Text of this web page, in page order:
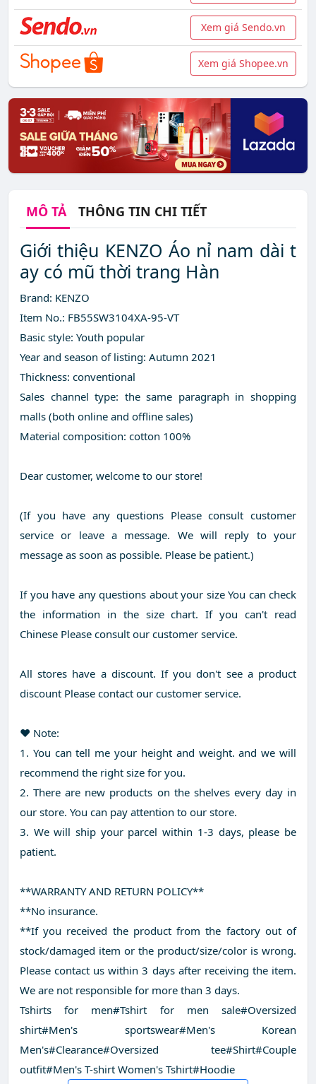
Xem giá Sendo.vn
Xem giá Shopee.vn
MÔ TẢ THÔNG TIN CHI TIẾT
Giới thiệu KENZO Áo nỉ nam dài t
ay có mũ thời trang Hàn
Brand: KENZO
Item No.: FB55SW3104XA-95-VT
Basic style: Youth popular
Year and season of listing: Autumn 2021
Thickness: conventional
Sales channel type: the same paragraph in shopping
malls (both online and offline sales)
Material composition: cotton 100%
Dear customer, welcome to our store!
(If you have any questions Please consult customer
service or leave a message. We will reply to your
message as soon as possible. Please be patient.)
If you have any questions about your size You can check
the information in the size chart. If you can't read
Chinese Please consult our customer service.
All stores have a discount. If you don't see a product
discount Please contact our customer service.
❤️ Note:
1. You can tell me your height and weight. and we will
recommend the right size for you.
2. There are new products on the shelves every day in
our store. You can pay attention to our store.
3. We will ship your parcel within 1-3 days, please be
patient.
**WARRANTY AND RETURN POLICY**
**No insurance.
**If you received the product from the factory out of
stock/damaged item or the product/size/color is wrong.
Please contact us within 3 days after receiving the item.
We are not responsible for more than 3 days.
Tshirts for men#Tshirt for men sale#Oversized
shirt#Men's sportswear#Men's Korean
Men's#Clearance#Oversized tee#Shirt#Couple
outfit#Men's T-shirt Women's Tshirt#Hoodie